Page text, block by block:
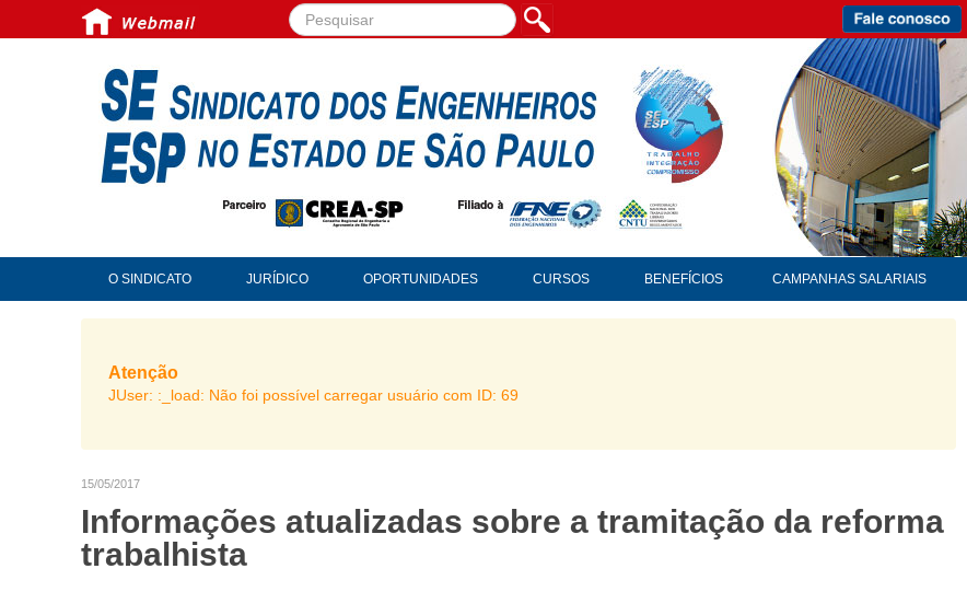
Pesquisar...
O SINDICATO JURÍDICO OPORTUNIDADES CURSOS BENEFÍCIOS CAMPANHAS SALARIAIS
Atenção
JUser: :_load: Não foi possível carregar usuário com ID: 69
15/05/2017
Informações atualizadas sobre a tramitação da reforma
trabalhista